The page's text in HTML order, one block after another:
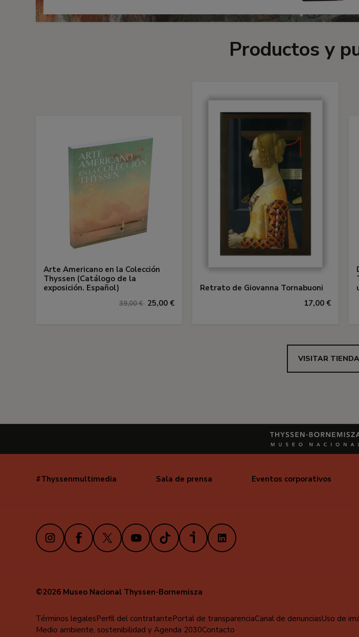
Productos y
Arte Americano en la Colección
Thyssen (Catálogo de la
exposición. Español)
39,00 € 25,00 €
Retrato de Giovanna Tornabuoni
17,00 €
VISITAR
Navegación
#Thyssenmultimedia Sala de prensa Eventos corporativos
InstagramFacebook
X YoutubeTikTokiVoox LinkedIn
©2026 Museo Nacional Thyssen-Bornemisza
Menú
al
Términos legalesPerfil del contratantePortal de transparenciaCanal de denunciasUso de
Medio ambiente, sostenibilidad y Agenda 2030Contacto